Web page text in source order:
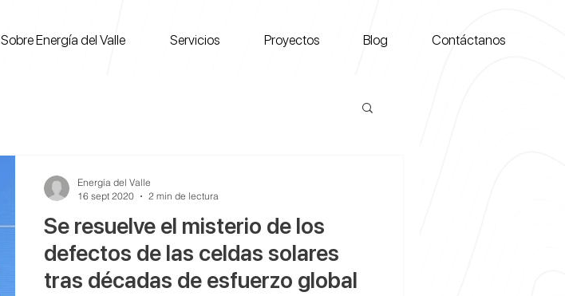
Sobre Energía del Valle Servicios Proyectos Blog Contáctanos
Se resuelve el misterio de los
defectos de las celdas solares
tras décadas de esfuerzo global
Energía del Valle
16 sept 2020
2 min de lectura